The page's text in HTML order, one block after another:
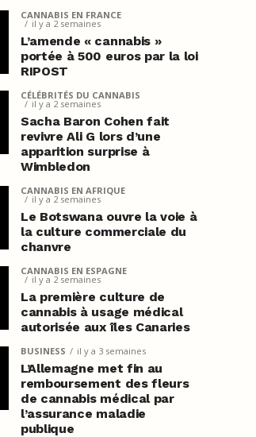
CANNABIS EN FRANCE
il y a 2 semaines
L’amende « cannabis »
portée à 500 euros par la loi
RIPOST
CÉLÉBRITÉS DU CANNABIS
il y a 2 semaines
Sacha Baron Cohen fait
revivre Ali G lors d’une
apparition surprise à
Wimbledon
CANNABIS EN AFRIQUE
il y a 2 semaines
Le Botswana ouvre la voie à
la culture commerciale du
chanvre
CANNABIS EN ESPAGNE
il y a 2 semaines
La première culture de
cannabis à usage médical
autorisée aux îles Canaries
BUSINESS il y a 3 semaines
L’Allemagne met fin au
remboursement des fleurs
de cannabis médical par
l’assurance maladie
publique